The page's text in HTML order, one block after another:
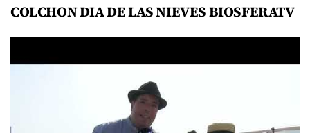
COLCHON DIA DE LAS NIEVES BIOSFERATV